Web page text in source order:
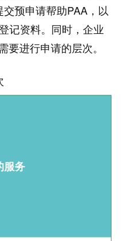
预申请帮助PAA，以
记资料。同时，企业
要进行申请的层次。
服务